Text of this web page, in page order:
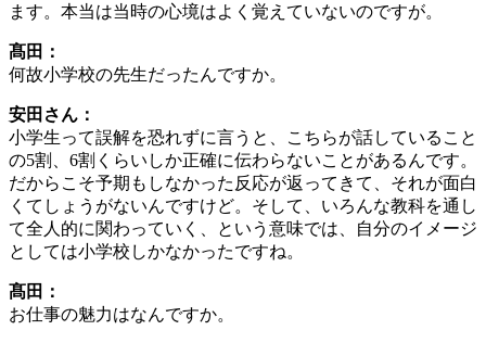
ます。本当は当時の心境はよく覚えていないのですが。
髙田：
何故小学校の先生だったんですか。
安田さん：
小学生って誤解を恐れずに言うと、こちらが話していること
の5割、6割くらいしか正確に伝わらないことがあるんです。
だからこそ予期もしなかった反応が返ってきて、それが面白
くてしょうがないんですけど。そして、いろんな教科を通し
て全人的に関わっていく、という意味では、自分のイメージ
としては小学校しかなかったですね。
髙田：
お仕事の魅力はなんですか。